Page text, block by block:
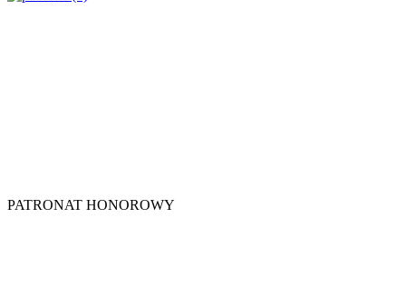
PATRONAT HONOROWY